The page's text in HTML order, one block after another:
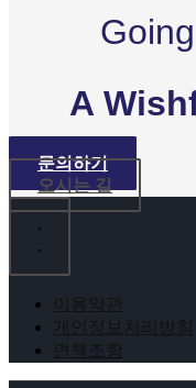
A
문의하기
오시는 길
이용약관
개인정보처리방침
면책조항